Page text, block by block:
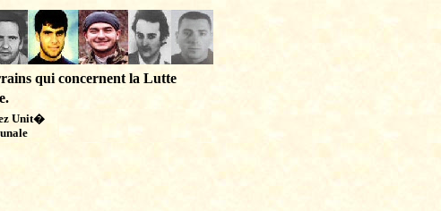
qui concernent la Lutte
Unit�